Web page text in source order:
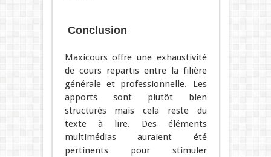
Conclusion
Maxicours offre une exhaustivité
de cours repartis entre la filière
générale et professionnelle. Les
apports sont plutôt bien
structurés mais cela reste du
texte à lire. Des éléments
multimédias auraient été
pertinents pour stimuler